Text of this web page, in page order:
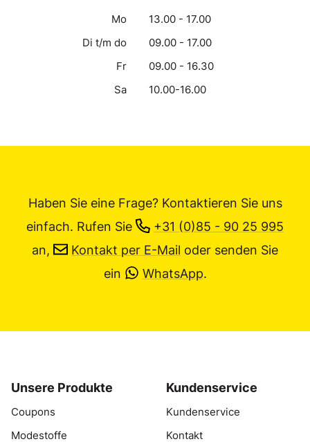
Mo
13.00 - 17.00
Di t/m do
09.00 - 17.00
Fr
09.00 - 16.30
Sa
10.00-16.00
Haben Sie eine Frage? Kontaktieren Sie uns
einfach. Rufen Sie
+31 (0)85 - 90 25 995
an,
Kontakt per E-Mail oder senden Sie
ein
WhatsApp.
Unsere Produkte
Coupons
Modestoffe
Kundenservice
Kundenservice
Kontakt